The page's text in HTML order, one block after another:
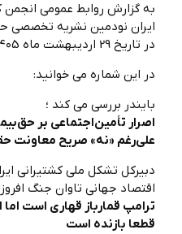
به گزارش روابط عمومی
ایران نودمین نشریه تخصصی
در تاریخ 29 اردیبهشت ماه ۱۴۰5 منتشر شد.
در این شماره می خوانید:
بایندر بررسی می کند ؛
اصرار تأمین‌اجتماعی بر
علی‌رغم «نه» صریح معاونت
دبیرکل تشکل ملی کشتیرانی
اقتصاد جهانی تاوان جنگ
ترامپ قمارباز قهاری است اما
قطعا بازنده است